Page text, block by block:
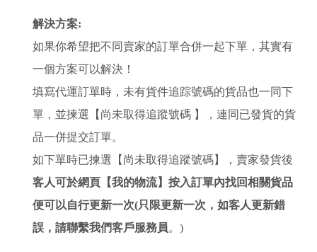
解決方案:
如果你希望把不同賣家的訂單合併一起下單，其實有
一個方案可以解決！
填寫代運訂單時，未有貨件追踪號碼的貨品也一同下
單，並揀選【尚未取得追蹤號碼 】，連同已發貨的貨
品一併提交訂單。
如下單時已揀選【尚未取得追蹤號碼】，賣家發貨後
客人可於網頁 【我的物流】 按入訂單內找回相關貨品
便可以自行更新一次(只限更新一次，如客人更新錯
誤，請聯繫我們客戶服務員。)